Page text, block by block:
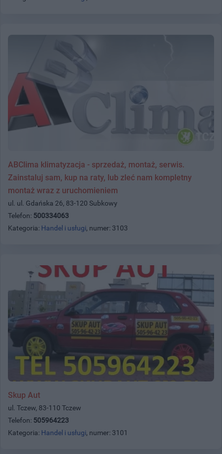
ABClima klimatyzacja - sprzedaż, montaż, serwis.
Zainstaluj sam, kup na raty, lub zleć nam kompletny
montaż wraz z uruchomieniem
ul. ul. Gdańska 26, 83-120 Subkowy
Telefon: 500334063
Kategoria: Handel i usługi, numer: 3103
Skup Aut
ul. Tczew, 83-110 Tczew
Telefon: 505964223
Kategoria: Handel i usługi, numer: 3101